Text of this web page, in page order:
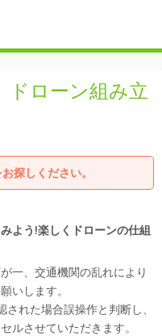
ローン組み立
探しください。
よう!楽しくドローンの仕組
一、交通機関の乱れにより
いします。
れた場合誤操作と判断し、
ルさせていただきます。